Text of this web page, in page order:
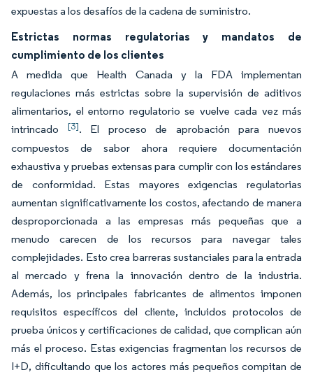
expuestas a los desafíos de la cadena de suministro.
Estrictas normas regulatorias y mandatos de
cumplimiento de los clientes
A medida que Health Canada y la FDA implementan
regulaciones más estrictas sobre la supervisión de aditivos
alimentarios, el entorno regulatorio se vuelve cada vez más
intrincado [3]. El proceso de aprobación para nuevos
compuestos de sabor ahora requiere documentación
exhaustiva y pruebas extensas para cumplir con los estándares
de conformidad. Estas mayores exigencias regulatorias
aumentan significativamente los costos, afectando de manera
desproporcionada a las empresas más pequeñas que a
menudo carecen de los recursos para navegar tales
complejidades. Esto crea barreras sustanciales para la entrada
al mercado y frena la innovación dentro de la industria.
Además, los principales fabricantes de alimentos imponen
requisitos específicos del cliente, incluidos protocolos de
prueba únicos y certificaciones de calidad, que complican aún
más el proceso. Estas exigencias fragmentan los recursos de
I+D, dificultando que los actores más pequeños compitan de